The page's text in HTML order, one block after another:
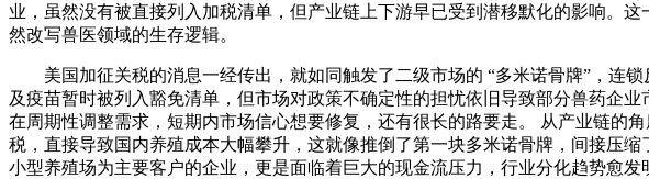
业，虽然没有被直接列入加税清单，但产业链上下游早已受到潜移默化的影响。
然改写兽医领域的生存逻辑。
美国加征关税的消息一经传出，就如同触发了二级市场的 “多米诺骨牌”，连
及疫苗暂时被列入豁免清单，但市场对政策不确定性的担忧依旧导致部分兽药企
在周期性调整需求，短期内市场信心想要修复，还有很长的路要走。 从产业链的
税，直接导致国内养殖成本大幅攀升，这就像推倒了第一块多米诺骨牌，间接压
小型养殖场为主要客户的企业，更是面临着巨大的现金流压力，行业分化趋势愈